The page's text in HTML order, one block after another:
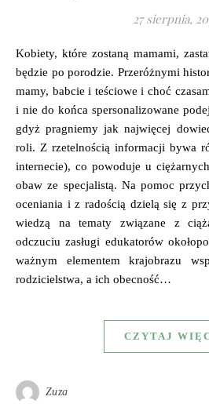
27 sierpnia,
Kobiety, które zostaną mamami, zastanawiają się często, jak to
będzie po porodzie. Przeróżnymi
mamy, babcie i teściowe i choć
i nie do końca spersonalizowane
gdyż pragniemy jak najwięcej
roli. Z rzetelnością informacji bywa
internecie), co powoduje u
obaw ze specjalistą. Na pomoc
oceniania i z radością dzielą się z
wiedzą na tematy związane z
odczuciu zasługi edukatorów
ważnym elementem krajobrazu
rodzicielstwa, a ich obecność…
CZYTAJ
Zuza